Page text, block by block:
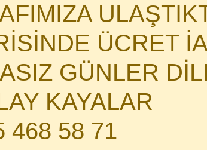
ÜCRET
GÜNLER
KAYALAR
468 58 71